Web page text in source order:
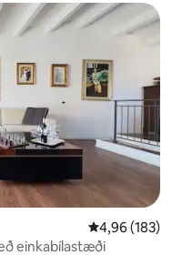
4,96 af 5 í
4,96 (183)
einkabílastæði